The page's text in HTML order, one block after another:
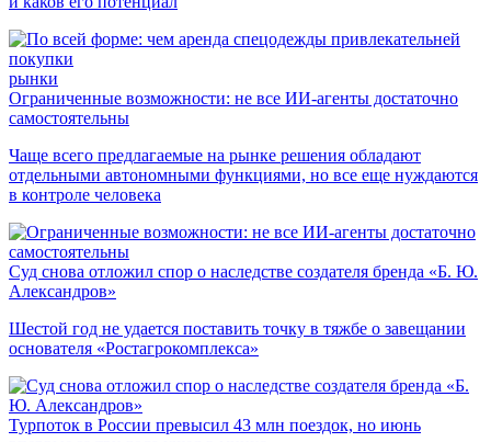
рынки
Ограниченные возможности: не все ИИ-агенты достаточно
самостоятельны
Чаще всего предлагаемые на рынке решения обладают
отдельными автономными функциями, но все еще нуждаются
в контроле человека
Суд снова отложил спор о наследстве создателя бренда «Б. Ю.
Александров»
Шестой год не удается поставить точку в тяжбе о завещании
основателя «Ростагрокомплекса»
Турпоток в России превысил 43 млн поездок, но июнь